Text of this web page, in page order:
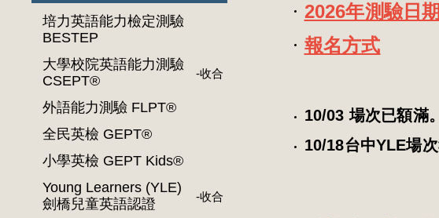
培力英語能力檢定測驗
BESTEP
大學校院英語能力測驗
CSEPT®
-收合
外語能力測驗 FLPT®
全民英檢 GEPT®
小學英檢 GEPT Kids®
Young Learners (YLE)
劍橋兒童英語認證
-收合
2026年測驗日期
報名方式
10/03 場次已額滿
10/18台中YLE場次